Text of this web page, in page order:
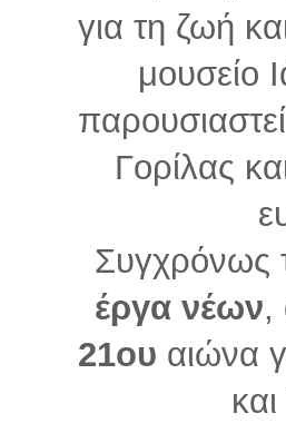
για τη ζωή
μουσείο
Γορίλας
Συγχρόνως
έργα νέων,
21ου αιώνα